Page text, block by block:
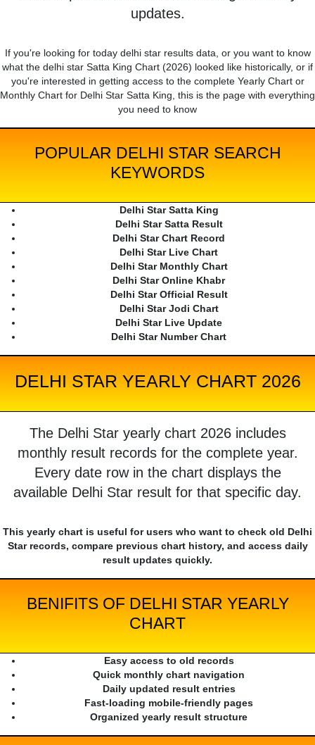
updates.
If you're looking for today delhi star results data, or you want to know
what the delhi star Satta King Chart (2026) looked like historically, or if
you're interested in getting access to the complete Yearly Chart or
Monthly Chart for Delhi Star Satta King, this is the page with everything
you need to know
POPULAR DELHI STAR SEARCH
KEYWORDS
Delhi Star Satta King
Delhi Star Satta Result
Delhi Star Chart Record
Delhi Star Live Chart
Delhi Star Monthly Chart
Delhi Star Online Khabr
Delhi Star Official Result
Delhi Star Jodi Chart
Delhi Star Live Update
Delhi Star Number Chart
DELHI STAR YEARLY CHART 2026
The Delhi Star yearly chart 2026 includes
monthly result records for the complete year.
Every date row in the chart displays the
available Delhi Star result for that specific day.
This yearly chart is useful for users who want to check old Delhi
Star records, compare previous chart history, and access daily
result updates quickly.
BENIFITS OF DELHI STAR YEARLY
CHART
Easy access to old records
Quick monthly chart navigation
Daily updated result entries
Fast-loading mobile-friendly pages
Organized yearly result structure